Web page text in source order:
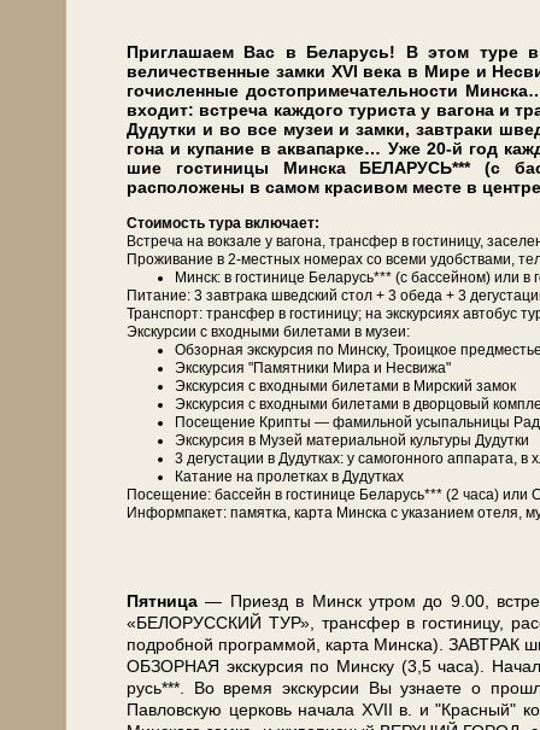
Приглашаем Вас в Бе­ла­русь! В этом ту­ре
величественные зам­ки XVI ве­ка в Мире и
го­чис­лен­ные до­сто­при­ме­ча­тель­но­сти
вхо­дит: встре­ча каж­до­го ту­ри­ста у ва­го­на и
Ду­дутки и во все му­зеи и зам­ки, завтраки
го­на и купание в ак­ва­пар­ке… Уже 20-й год
шие го­сти­ни­цы Мин­ска БЕЛАРУСЬ*** (с
расположены в самом красивом месте в
Сто­и­мость ту­ра вклю­ча­ет:
Встреча на вок­за­ле у ва­го­на, транс­фер в го­сти­ни­цу,
Про­жи­ва­ние в 2-местных но­ме­рах со все­ми удоб­ства­ми,
Минск: в го­сти­ни­це Бе­ла­русь*** (с бас­сей­ном) или
Питание: 3 зав­тра­ка швед­ский стол + 3 обе­да + 3
Транс­порт: транс­фер в го­сти­ни­цу; на экс­кур­си­ях ав­то­бус
Экскурсии с вход­ны­ми би­ле­та­ми в му­зеи:
Об­зор­ная экскурсия по Мин­ску, Тро­иц­кое
Экс­кур­сия "Памятники Мира и Несвижа"
Экс­кур­сия с вход­ны­ми би­ле­та­ми в Мирский за­мок
Экс­кур­сия с вход­ны­ми би­ле­та­ми в двор­цо­вый
По­се­ще­ние Крипты — фамильной усыпальницы
Экс­кур­сия в Музей ма­те­ри­аль­ной куль­ту­ры Ду­дутки
3 де­густа­ции в Ду­дут­ках: у са­мо­гон­но­го ап­па­ра­та,
Ка­та­ние на про­лет­ках в Ду­дут­ках
По­се­ще­ние: бас­сейн в го­сти­ни­це Бе­ла­русь*** (2 ча­са)
Ин­форм­па­кет: па­мят­ка, кар­та Мин­ска с ука­за­ни­ем оте­ля,
Пят­ни­ца — При­езд в Минск утром до 9.00,
«БЕЛОРУССКИЙ ТУР», транс­фер в го­сти­ни­цу,
по­дроб­ной про­грам­мой, кар­та Мин­ска). ЗАВ­ТРАК
ОБЗОРНАЯ экскурсия по Мин­ску (3,5 ча­са).
русь***. Во вре­мя экс­кур­сии Вы узна­е­те о
Павловскую цер­ковь на­ча­ла ХVII в. и "Крас­ный"